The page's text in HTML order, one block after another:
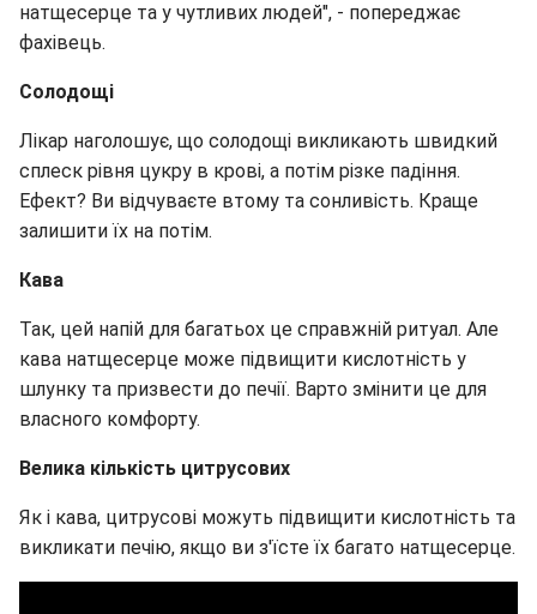
натщесерце та у чутливих людей", - попереджає
фахівець.
Солодощі
Лікар наголошує, що солодощі викликають швидкий
сплеск рівня цукру в крові, а потім різке падіння.
Ефект? Ви відчуваєте втому та сонливість. Краще
залишити їх на потім.
Кава
Так, цей напій для багатьох це справжній ритуал. Але
кава натщесерце може підвищити кислотність у
шлунку та призвести до печії. Варто змінити це для
власного комфорту.
Велика кількість цитрусових
Як і кава, цитрусові можуть підвищити кислотність та
викликати печію, якщо ви з'їсте їх багато натщесерце.